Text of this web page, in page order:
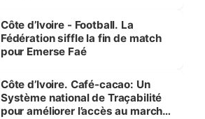
Côte d’Ivoire - Football. La
Fédération siffle la fin de match
pour Emerse Faé
Côte d’Ivoire. Café-cacao: Un
Système national de Traçabilité
pour améliorer l’accès au marché